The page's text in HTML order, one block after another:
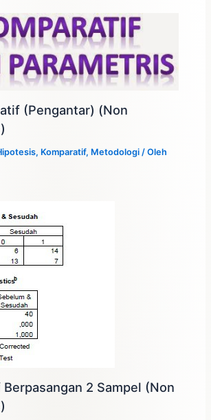
(Pengantar) (Non
, Komparatif, Metodologi / Oleh
2 Sampel (Non